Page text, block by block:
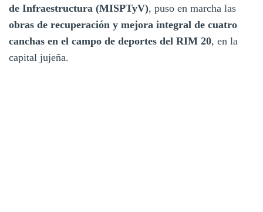
de Infraestructura (MISPTyV), puso en marcha las
obras de recuperación y mejora integral de cuatro
canchas en el campo de deportes del RIM 20, en la
capital jujeña.